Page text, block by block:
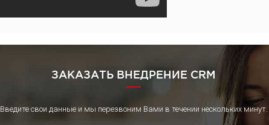
ЗАКАЗАТЬ ВНЕДРЕНИЕ CRM
Введите свои данные и мы перезвоним Вами в течении нескольких минут.